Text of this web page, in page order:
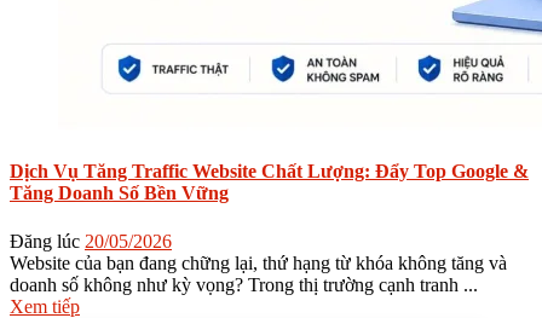
Dịch Vụ Tăng Traffic Website Chất Lượng: Đẩy Top Google &
Tăng Doanh Số Bền Vững
Đăng lúc 20/05/2026
Website của bạn đang chững lại, thứ hạng từ khóa không tăng và
doanh số không như kỳ vọng? Trong thị trường cạnh tranh ...
Xem tiếp